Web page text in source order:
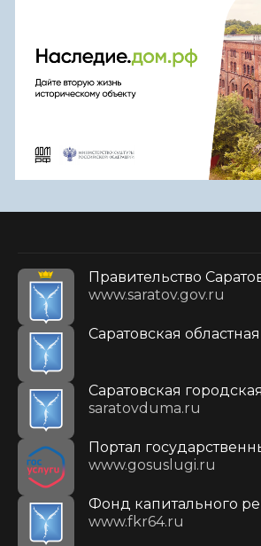
Правительство
www.saratov.gov.ru
Саратовская
Саратовская
saratovduma.ru
Портал
www.gosuslugi.ru
Фонд капитального
www.fkr64.ru